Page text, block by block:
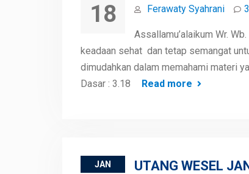
18 Ferawaty Syahrani
Assallamu’alaikum Wr.
keadaan sehat dan tetap semangat
dimudahkan dalam memahami materi
Dasar : 3.18
Read more
JAN UTANG WESEL